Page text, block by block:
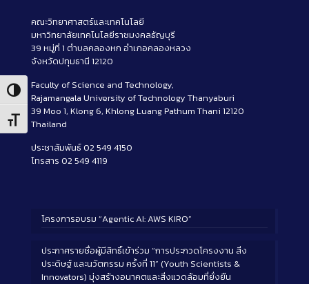
Toggle High Contrast
Toggle Font size
คณะวิทยาศาสตร์และเทคโนโลยี
มหาวิทยาลัยเทคโนโลยีราชมงคลธัญบุรี
39 หมู่ที่ 1 ตำบลคลองหก อำเภอคลองหลวง
จังหวัดปทุมธานี 12120
Faculty of Science and Technology,
Rajamangala University of Technology Thanyaburi
39 Moo 1, Klong 6, Khlong Luang Pathum Thani 12120
Thailand
ประชาสัมพันธ์ 02 549 4150
โทรสาร 02 549 4119
โครงการอบรม “Agentic AI: AWS KIRO”
ประกาศรายชื่อผู้มีสิทธิ์เข้าร่วม “การประกวดโครงงาน สิ่ง
ประดิษฐ์ และนวัตกรรม ครั้งที่ 11” (Youth Scientists &
Innovators) มุ่งสร้างอนาคตและสิ่งแวดล้อมที่ยั่งยืน